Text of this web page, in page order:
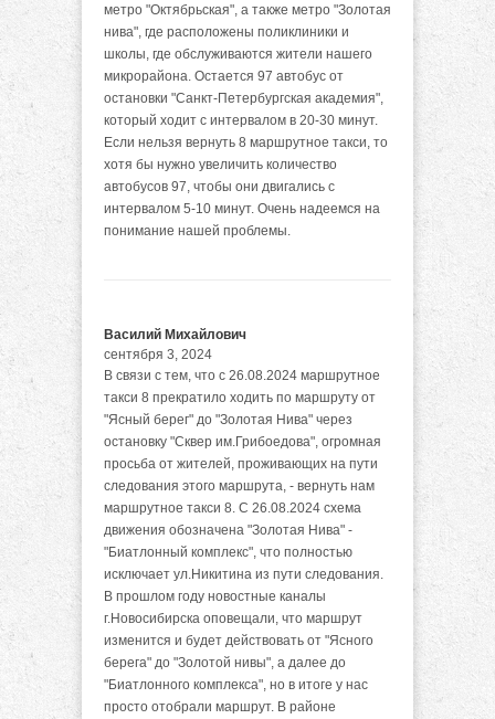
метро "Октябрьская", а также метро "Золотая
нива", где расположены поликлиники и
школы, где обслуживаются жители нашего
микрорайона. Остается 97 автобус от
остановки "Санкт-Петербургская академия",
который ходит с интервалом в 20-30 минут.
Если нельзя вернуть 8 маршрутное такси, то
хотя бы нужно увеличить количество
автобусов 97, чтобы они двигались с
интервалом 5-10 минут. Очень надеемся на
понимание нашей проблемы.
Василий Михайлович
сентября 3, 2024
В связи с тем, что с 26.08.2024 маршрутное
такси 8 прекратило ходить по маршруту от
"Ясный берег" до "Золотая Нива" через
остановку "Сквер им.Грибоедова", огромная
просьба от жителей, проживающих на пути
следования этого маршрута, - вернуть нам
маршрутное такси 8. С 26.08.2024 схема
движения обозначена "Золотая Нива" -
"Биатлонный комплекс", что полностью
исключает ул.Никитина из пути следования.
В прошлом году новостные каналы
г.Новосибирска оповещали, что маршрут
изменится и будет действовать от "Ясного
берега" до "Золотой нивы", а далее до
"Биатлонного комплекса", но в итоге у нас
просто отобрали маршрут. В районе